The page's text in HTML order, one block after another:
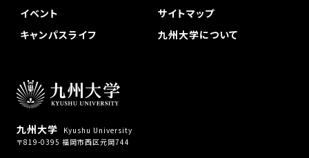
九州大学
Kyushu University
〒819-0395 福岡市西区元岡744
イベント
サイトマップ
キャンパスライフ
九州大学について